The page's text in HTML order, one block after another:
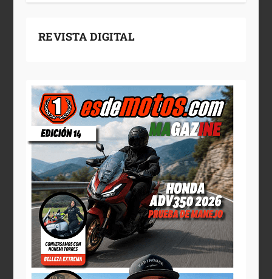
REVISTA DIGITAL